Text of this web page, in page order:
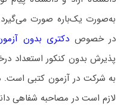
به‌صورت یک‌باره صورت
در خصوص دکتری بدون
پذیرش بدون کنکور استعداد
به شرکت در آزمون کتبی است.
لازم است در مصاحبه شفاهی